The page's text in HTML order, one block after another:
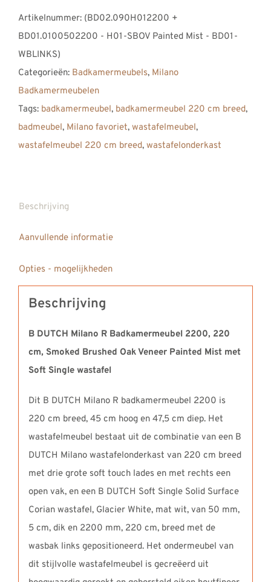
R
Badkamermeubel
2200,
220
cm,
Smoked
Brushed
Oak
Grey
Solid
Corian
wastafel
Single
aantal
Artikelnummer: (BD02.090H012200 +
BD01.0100502200 - H01-SBOV Painted Mist - BD01-
WBLINKS)
Categorieën: Badkamermeubels, Milano
Badkamermeubelen
Tags: badkamermeubel, badkamermeubel 220 cm breed,
badmeubel, Milano favoriet, wastafelmeubel,
wastafelmeubel 220 cm breed, wastafelonderkast
Beschrijving
Aanvullende informatie
Opties - mogelijkheden
Beschrijving
B DUTCH Milano R Badkamermeubel 2200, 220
cm, Smoked Brushed Oak Veneer Painted Mist met
Soft Single wastafel
Dit B DUTCH Milano R badkamermeubel 2200 is
220 cm breed, 45 cm hoog en 47,5 cm diep. Het
wastafelmeubel bestaat uit de combinatie van een B
DUTCH Milano wastafelonderkast van 220 cm breed
met drie grote soft touch lades en met rechts een
open vak, en een B DUTCH Soft Single Solid Surface
Corian wastafel, Glacier White, mat wit, van 50 mm,
5 cm, dik en 2200 mm, 220 cm, breed met de
wasbak links gepositioneerd. Het ondermeubel van
dit stijlvolle wastafelmeubel is gecreëerd uit